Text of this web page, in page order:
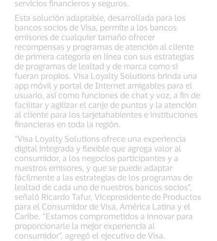
servicios financieros y seguros.
Esta solución adaptable, desarrollada para los
bancos socios de Visa, permite a los bancos
emisores de cualquier tamaño ofrecer
recompensas y programas de atención al cliente
de primera categoría en línea con sus estrategias
de programas de lealtad y de marca como si
fueran propios. Visa Loyalty Solutions brinda una
app móvil y portal de Internet amigables para el
usuario, así como funciones de chat y voz, a fin de
facilitar y agilizar el canje de puntos y la atención
al cliente para los tarjetahabientes e instituciones
financieras en toda la región.
“Visa Loyalty Solutions ofrece una experiencia
digital integrada y flexible que agrega valor al
consumidor, a los negocios participantes y a
nuestros emisores, y que se puede adaptar
fácilmente a las estrategias de los programas de
lealtad de cada uno de nuestros bancos socios”,
señaló Ricardo Tafur, Vicepresidente de Productos
para el Consumidor de Visa, América Latina y el
Caribe. “Estamos comprometidos a innovar para
proporcionarle la mejor experiencia al
consumidor”, agregó el ejecutivo de Visa.